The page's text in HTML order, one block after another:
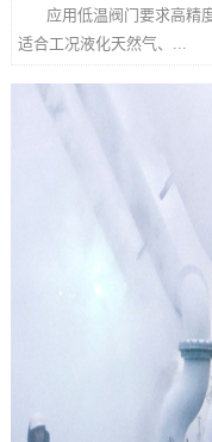
应用低温阀门要求高精
适合工况液化天然气、...